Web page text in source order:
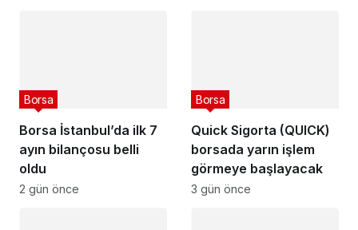
Borsa İstanbul’da ilk 7
ayın bilançosu belli
oldu
Borsa
2 gün önce
Quick Sigorta (QUICK)
borsada yarın işlem
görmeye başlayacak
Borsa
3 gün önce